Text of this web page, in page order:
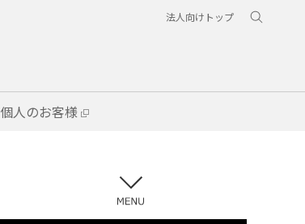
法人向けトップ
個人のお客様